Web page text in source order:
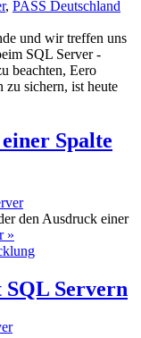
, PASS Deutschland
und wir treffen uns
SQL Server -
beachten, Eero
sichern, ist heute
Spalte
den Ausdruck einer
»
Servern